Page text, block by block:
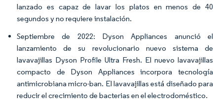
lanzado es capaz de lavar los platos en menos de 40
segundos y no requiere instalación.
Septiembre de 2022: Dyson Appliances anunció el
lanzamiento de su revolucionario nuevo sistema de
lavavajillas Dyson Profile Ultra Fresh. El nuevo lavavajillas
compacto de Dyson Appliances incorpora tecnología
antimicrobiana micro-ban. El lavavajillas está diseñado para
reducir el crecimiento de bacterias en el electrodoméstico.